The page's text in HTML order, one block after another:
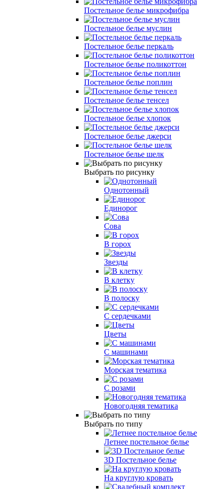
Постельное белье микрофибра
Постельное белье муслин
Постельное белье перкаль
Постельное белье поликоттон
Постельное белье поплин
Постельное белье тенсел
Постельное белье хлопок
Постельное белье джерси
Постельное белье шелк
Выбрать по рисунку
Однотонный
Единорог
Сова
В горох
Звезды
В клетку
В полоску
С сердечками
Цветы
С машинами
Морская тематика
С розами
Новогодняя тематика
Выбрать по типу
Летнее постельное белье
3D Постельное белье
На круглую кровать